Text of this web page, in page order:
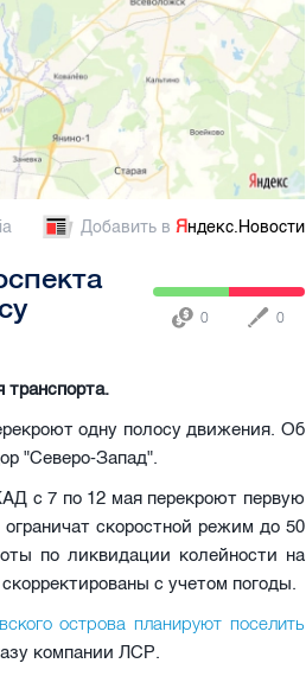
Добавить в Яндекс.Новости
0 0
одну полосу движения. Об
"Северо-Запад".
с 7 по 12 мая перекроют первую
скоростной режим до 50
по ликвидации колейности на
с учетом погоды.
острова планируют поселить
компании ЛСР.